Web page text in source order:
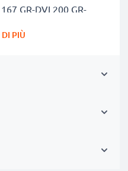
GR-DVL200 GR-
GR-DVL517 GR-
GR-DVL720 GR-
PIÙ